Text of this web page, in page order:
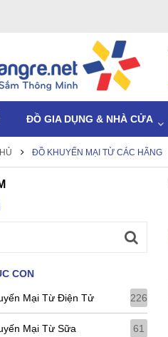
ĐỒ GIA DỤNG & NHÀ CỬA
ĐỒ KHUYẾN MẠI TỪ CÁC HÃNG
CON
Mại Từ Điện Tử 226
Mại Từ Sữa 61
Dụng Cụ Ăn Cho Bé Hình Chú
₫
hàng:3 Đã bán: